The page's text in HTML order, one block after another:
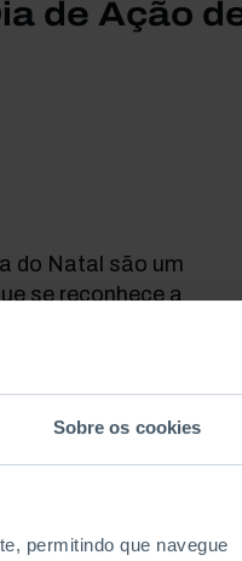
Sobre os cookies
permitindo que navegue
de Ação
do Natal são um
se reconhece a
essa alegria é